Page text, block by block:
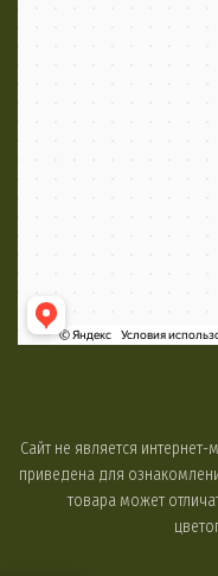
Сайт не является
приведена для
товара может